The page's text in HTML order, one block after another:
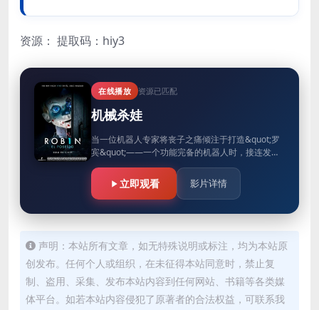
资源： 提取码：hiy3
在线播放 资源已匹配
机械杀娃
当一位机器人专家将丧子之痛倾注于打造&quot;罗
宾&quot;——一个功能完备的机器人时，接连发生
的恐怖事件逐渐揭示：这个机械造物正用尽手段，
…
立即观看 影片详情
声明：本站所有文章，如无特殊说明或标注，均为本站原
创发布。任何个人或组织，在未征得本站同意时，禁止复
制、盗用、采集、发布本站内容到任何网站、书籍等各类媒
体平台。如若本站内容侵犯了原著者的合法权益，可联系我